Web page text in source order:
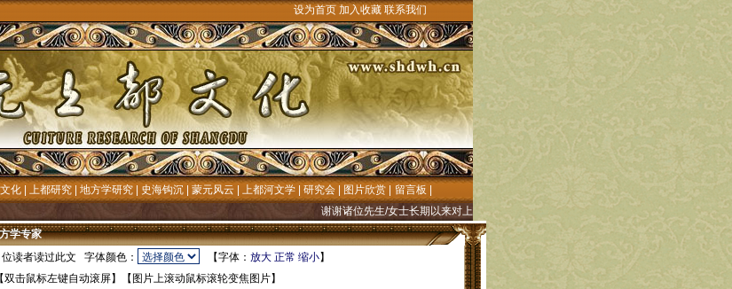
设为首页 加入收藏 联系我们
化 上都研究 地方学研究 史海钩沉 蒙元风云 上都河文学 研究会 图片欣赏 留言板
谢谢诸位先生/女士长期以来对上都文化研究的殷切关注和大力支持!"元上都文化"网((元上都历
学专家
位读者读过此文 字体颜色： 【字体： 放大 正常 缩小】
【双击鼠标左键自动滚屏】【图片上滚动鼠标滚轮变焦图片】